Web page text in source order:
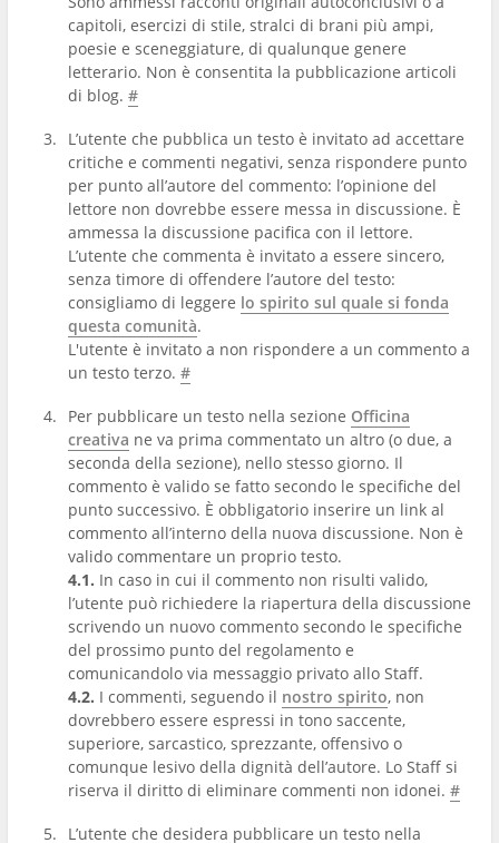
capitoli, esercizi di stile, stralci di brani più ampi,
poesie e sceneggiature, di qualunque genere
letterario. Non è consentita la pubblicazione articoli
di blog. #
L’utente che pubblica un testo è invitato ad accettare
critiche e commenti negativi, senza rispondere punto
per punto all’autore del commento: l’opinione del
lettore non dovrebbe essere messa in discussione. È
ammessa la discussione pacifica con il lettore.
L’utente che commenta è invitato a essere sincero,
senza timore di offendere l’autore del testo:
consigliamo di leggere lo spirito sul quale si fonda
questa comunità.
L'utente è invitato a non rispondere a un commento a
un testo terzo. #
Per pubblicare un testo nella sezione Officina
creativa ne va prima commentato un altro (o due, a
seconda della sezione), nello stesso giorno. Il
commento è valido se fatto secondo le specifiche del
punto successivo. È obbligatorio inserire un link al
commento all’interno della nuova discussione. Non è
valido commentare un proprio testo.
4.1. In caso in cui il commento non risulti valido,
l’utente può richiedere la riapertura della discussione
scrivendo un nuovo commento secondo le specifiche
del prossimo punto del regolamento e
comunicandolo via messaggio privato allo Staff.
4.2. I commenti, seguendo il nostro spirito, non
dovrebbero essere espressi in tono saccente,
superiore, sarcastico, sprezzante, offensivo o
comunque lesivo della dignità dell’autore. Lo Staff si
riserva il diritto di eliminare commenti non idonei. #
L’utente che desidera pubblicare un testo nella